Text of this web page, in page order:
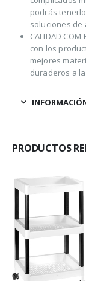
podrás
soluciones de
CALIDAD
con los
mejores
duraderos a
PRODUCTOS